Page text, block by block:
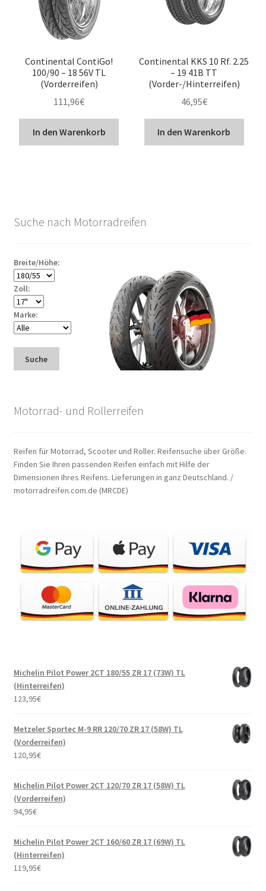
Continental ContiGo!
100/90 – 18 56V TL
(Vorderreifen)
111,96€
In den Warenkorb
Continental KKS 10 Rf. 2.25
– 19 41B TT
(Vorder-/Hinterreifen)
46,95€
In den Warenkorb
Suche nach Motorradreifen
Breite/Höhe:
Zoll:
Marke:
Suche
Motorrad- und Rollerreifen
Reifen für Motorrad, Scooter und Roller. Reifensuche über Größe.
Finden Sie Ihren passenden Reifen einfach mit Hilfe der
Dimensionen Ihres Reifens. Lieferungen in ganz Deutschland. /
motorradreifen.com.de (MRCDE)
Michelin Pilot Power 2CT 180/55 ZR 17 (73W) TL
(Hinterreifen)
123,95€
Metzeler Sportec M-9 RR 120/70 ZR 17 (58W) TL
(Vorderreifen)
120,95€
Michelin Pilot Power 2CT 120/70 ZR 17 (58W) TL
(Vorderreifen)
94,95€
Michelin Pilot Power 2CT 160/60 ZR 17 (69W) TL
(Hinterreifen)
119,95€